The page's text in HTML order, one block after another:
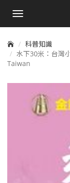
手
單
科普知識
水下30米：台灣
Taiwan